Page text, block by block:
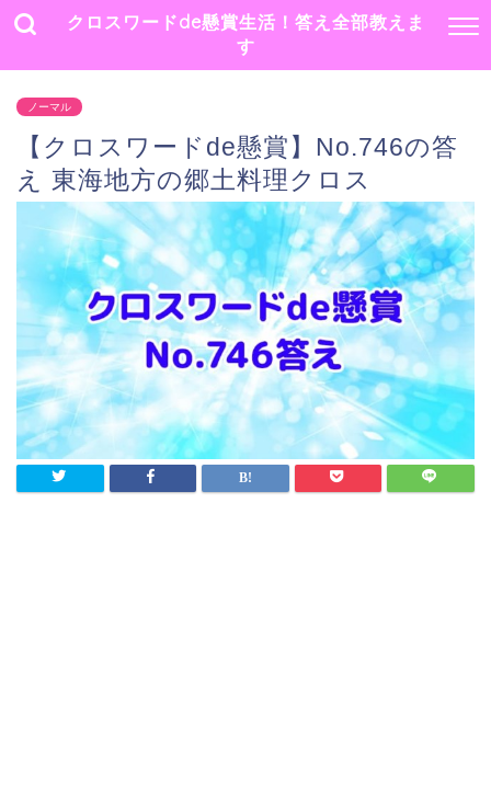
クロスワードde懸賞生活！答え全部教えま
す
ノーマル
【クロスワードde懸賞】No.746の答
え 東海地方の郷土料理クロス